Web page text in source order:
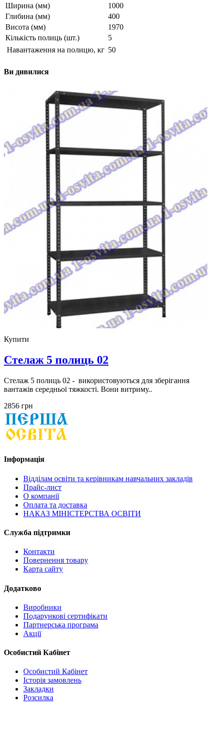
Ширина (мм)
1000
Глибина (мм)
400
Висота (мм)
1970
Кількість полиць (шт.)
5
Навантаження на полицю, кг 50
Ви дивилися
Купити
Стелаж 5 полиць 02
Стелаж 5 полиць 02 - використовуються для зберігання
вантажів середньої тяжкості. Вони витриму..
2856 грн
Інформація
Відділам освіти та керівникам навчальних закладів
Прайс-лист
О компанії
Оплата та доставка
НАКАЗ МІНІСТЕРСТВА ОСВІТИ
Служба підтримки
Контакти
Повернення товару
Карта сайту
Додатково
Виробники
Подарункові сертифікати
Партнерська програма
Акції
Особистий Кабінет
Особистий Кабінет
Історія замовлень
Закладки
Розсилка